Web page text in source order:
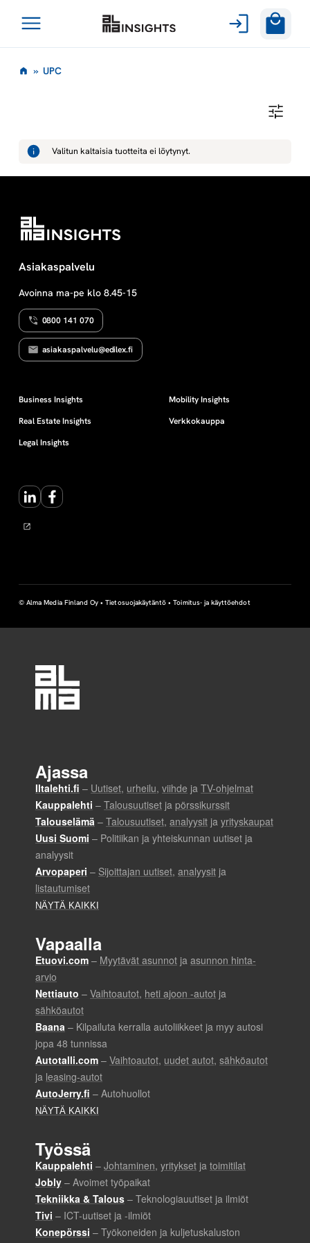
sisältöön
Avaa
U
C
» UPC
Valitun kaltaisia tuotteita ei löytynyt.
Asiakaspalvelu
Avoinna ma-pe klo 8.45-15
0800 141 070
asiakaspalvelu@edilex.fi
Business Insights
Real Estate Insights
Legal Insights
Mobility Insights
Verkkokauppa
LinkedInFacebook
© Alma Media Finland Oy •Tietosuojakäytäntö •Toimitus- ja käyttöehdot